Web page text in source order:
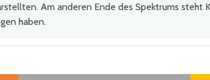
Am anderen Ende des Spektrums steht
haben.